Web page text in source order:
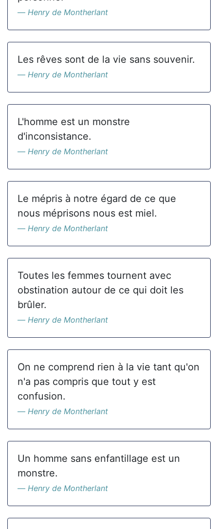
Henry de Montherlant
Les rêves sont de la vie sans souvenir.
Henry de Montherlant
L'homme est un monstre
d'inconsistance.
Henry de Montherlant
Le mépris à notre égard de ce que
nous méprisons nous est miel.
Henry de Montherlant
Toutes les femmes tournent avec
obstination autour de ce qui doit les
brûler.
Henry de Montherlant
On ne comprend rien à la vie tant qu'on
n'a pas compris que tout y est
confusion.
Henry de Montherlant
Un homme sans enfantillage est un
monstre.
Henry de Montherlant